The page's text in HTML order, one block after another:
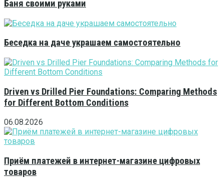
Баня своими руками
Беседка на даче украшаем самостоятельно
Driven vs Drilled Pier Foundations: Comparing Methods
for Different Bottom Conditions
06.08.2026
Приём платежей в интернет-магазине цифровых
товаров